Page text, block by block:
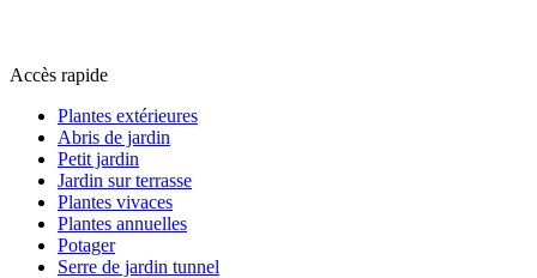
Accès rapide
Plantes extérieures
Abris de jardin
Petit jardin
Jardin sur terrasse
Plantes vivaces
Plantes annuelles
Potager
Serre de jardin tunnel